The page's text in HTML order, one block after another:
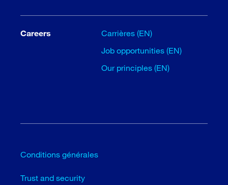
Careers
Carrières (EN)
Job opportunities (EN)
Our principles (EN)
Conditions générales
Trust and security